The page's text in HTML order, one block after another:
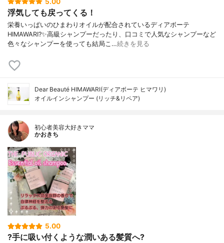
5.00
浮気しても戻ってくる！
栄養いっぱいのひまわりオイルが配合されているディアボーテ
HIMAWARI?✨高級シャンプーだったり、口コミで人気なシャンプーなど
色々なシャンプーを使っても結局こ…続きを見る
Dear Beauté HIMAWARI(ディアボーテ ヒマワリ)
オイルインシャンプー (リッチ&リペア)
初心者美容大好きママ
かおきち
5.00
?手に吸い付くような潤いある髪質へ?